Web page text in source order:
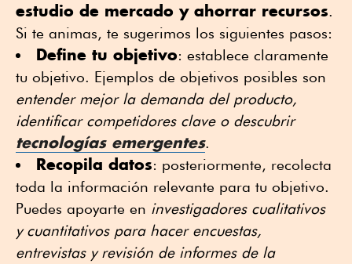
estudio de mercado y ahorrar recursos.
Si te animas, te sugerimos los siguientes pasos:
Define tu objetivo: establece claramente
tu objetivo. Ejemplos de objetivos posibles son
entender mejor la demanda del producto,
identificar competidores clave o descubrir
tecnologías emergentes.
Recopila datos: posteriormente, recolecta
toda la información relevante para tu objetivo.
Puedes apoyarte en investigadores cualitativos
y cuantitativos para hacer encuestas,
entrevistas y revisión de informes de la